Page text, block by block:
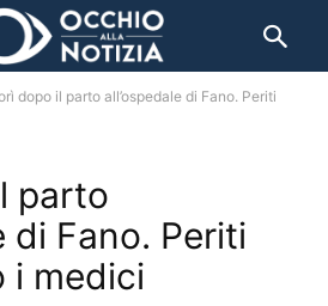
dopo il parto all’ospedale di Fano. Periti
parto
di Fano. Periti
i medici